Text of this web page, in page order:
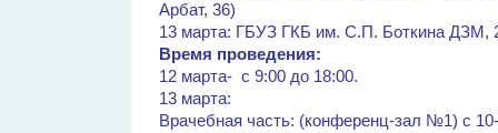
Арбат, 36)
13 марта: ГБУЗ ГКБ им. С.П. Боткина ДЗМ,
Время проведения:
12 марта- с 9:00 до 18:00.
13 марта:
Врачебная часть: (конференц-зал №1) с